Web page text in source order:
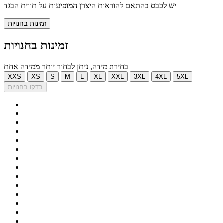
יש לכבס בהתאם להוראות היצרן המופיעות על תווית הבגד
זמינות בחנויות
זמינות בחנויות
בחירת מידה, ניתן לבחור יותר ממידה אחת
XXS XS S M XL XXL 3XL 4XL
5XL
בדקו בחנויות